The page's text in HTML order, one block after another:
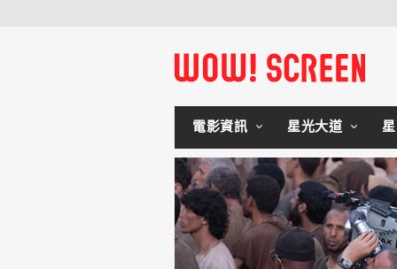
電影資訊 星光大道